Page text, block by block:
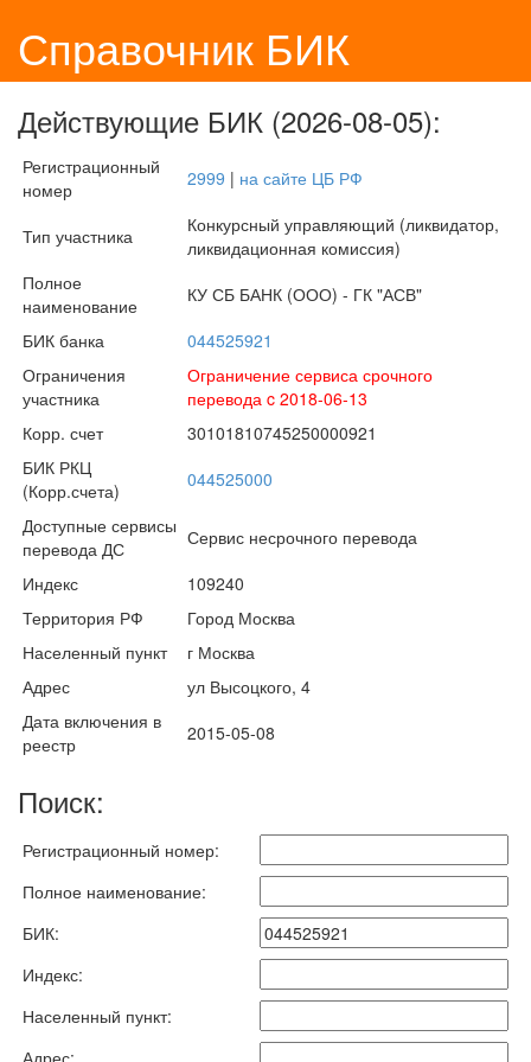
Справочник БИК
Действующие БИК (2026-08-05):
Регистрационный
номер
2999 | на сайте ЦБ РФ
Тип участника
Конкурсный управляющий (ликвидатор,
ликвидационная комиссия)
Полное
наименование
КУ СБ БАНК (ООО) - ГК "АСВ"
БИК банка
044525921
Ограничения
участника
Ограничение сервиса срочного
перевода c 2018-06-13
Корр. счет
30101810745250000921
БИК РКЦ
(Корр.счета)
044525000
Доступные сервисы
перевода ДС
Сервис несрочного перевода
Индекс
109240
Территория РФ
Город Москва
Населенный пункт
г Москва
Адрес
ул Высоцкого, 4
Дата включения в
реестр
2015-05-08
Поиск:
Регистрационный номер:
Полное наименование:
БИК:
Индекс:
Населенный пункт:
Адрес: